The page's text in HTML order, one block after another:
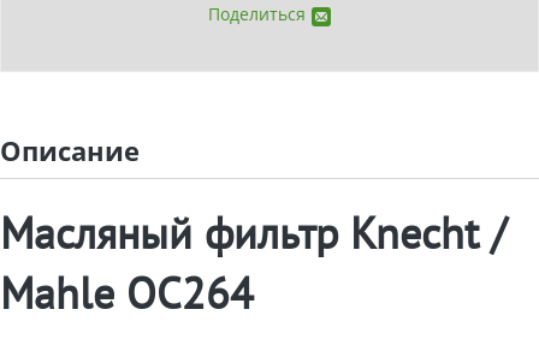
Поделиться
Описание
Масляный фильтр Knecht /
Mahle OC264